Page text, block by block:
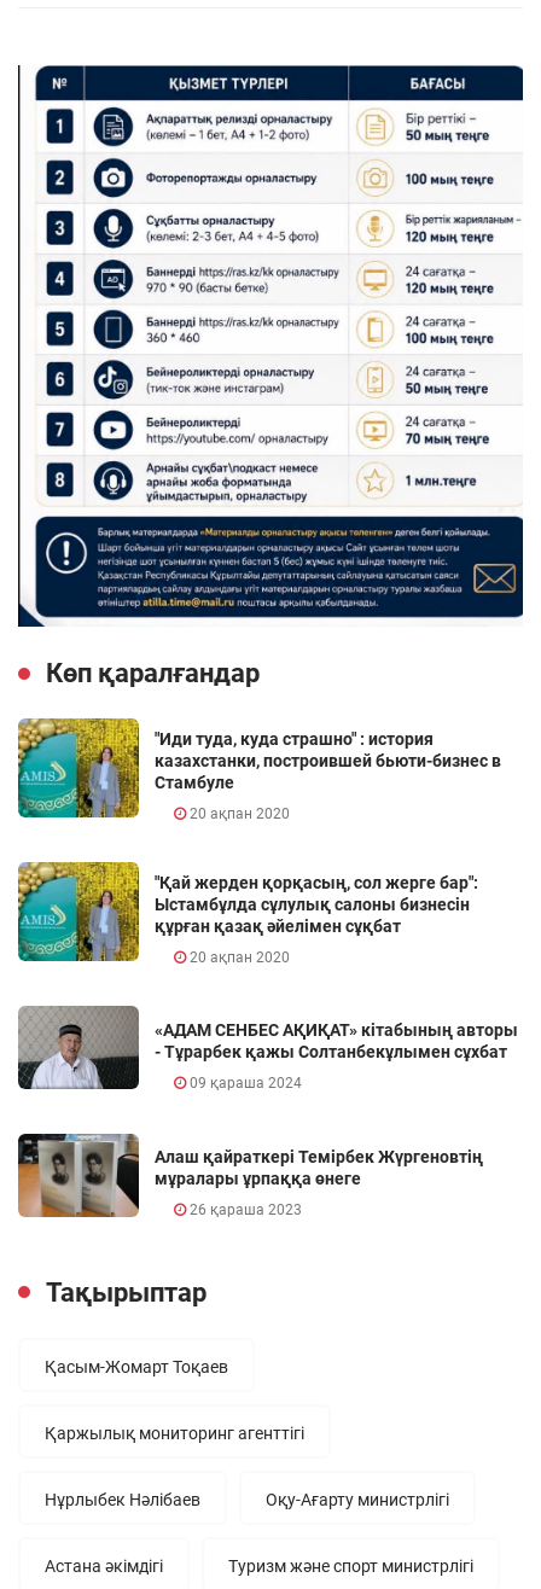
Көп қаралғандар
"Иди туда, куда страшно" : история
казахстанки, построившей бьюти-бизнес в
Стамбуле
20 ақпан 2020
"Қай жерден қорқасың, сол жерге бар":
Ыстамбұлда сұлулық салоны бизнесін
құрған қазақ әйелімен сұқбат
20 ақпан 2020
«АДАМ СЕНБЕС АҚИҚАТ» кітабының авторы
- Тұрарбек қажы Солтанбекұлымен сұхбат
09 қараша 2024
Алаш қайраткері Темірбек Жүргеновтің
мұралары ұрпаққа өнеге
26 қараша 2023
Тақырыптар
Қасым-Жомарт Тоқаев
Қаржылық мониторинг агенттігі
Нұрлыбек Нәлібаев Оқу-Ағарту министрлігі
Астана әкімдігі Туризм және спорт министрлігі